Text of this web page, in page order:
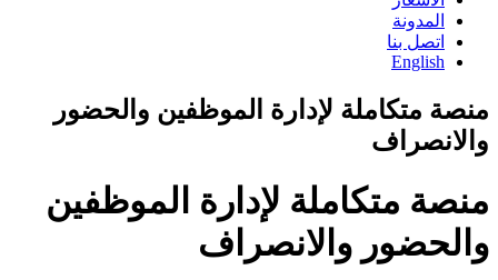
المدونة
اتصل بنا
English
منصة متكاملة لإدارة الموظفين والحضور
والانصراف
منصة متكاملة لإدارة الموظفين
والحضور والانصراف